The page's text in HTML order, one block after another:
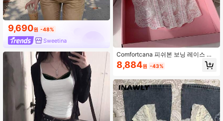
9,690원 -48%
Sweetina
Comfortcana 피쉬본 보닝 레이스 캐
미솔
8,884원 -43%